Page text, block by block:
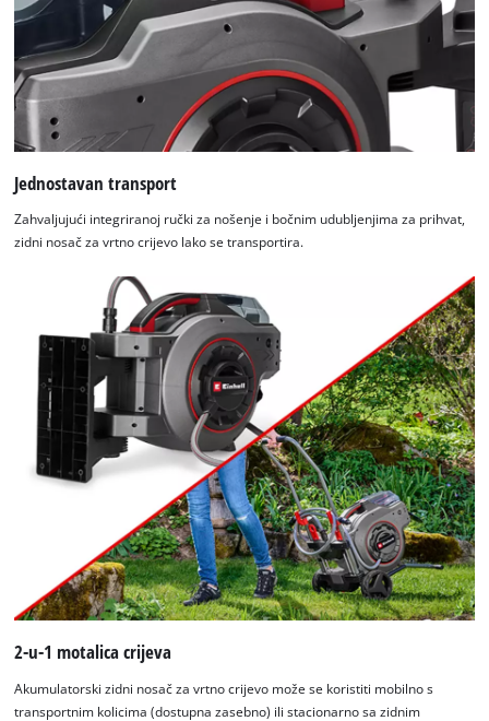
Jednostavan transport
Zahvaljujući integriranoj ručki za nošenje i bočnim udubljenjima za prihvat,
zidni nosač za vrtno crijevo lako se transportira.
2-u-1 motalica crijeva
Akumulatorski zidni nosač za vrtno crijevo može se koristiti mobilno s
transportnim kolicima (dostupna zasebno) ili stacionarno sa zidnim